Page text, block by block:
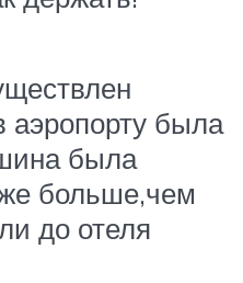
аэропорту была
была
больше,чем
до отеля